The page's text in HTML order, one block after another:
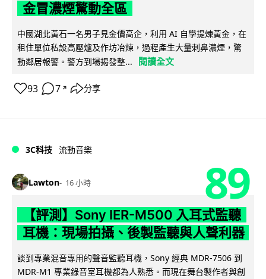
金冒濃煙驚動全區
中國湖北黃石一名男子見金價高企，利用 AI 自學提煉黃金，在
租住單位私設高壓爐及作坊冶煉，過程產生大量刺鼻濃煙，驚
動鄰居報警。警方到場揭發整...
閱讀全文
93 7 ↗ 分享
3C科技 流動音樂
Lawton 16 小時 89
【評測】Sony IER-M500 入耳式監聽
耳機：現場拍攝、後製監聽與人聲利器
談到專業混音專用的聲音監聽耳機，Sony 經典 MDR-7506 到
MDR-M1 專業錄音室耳機都為人熟悉。而現在舞台製作者與創